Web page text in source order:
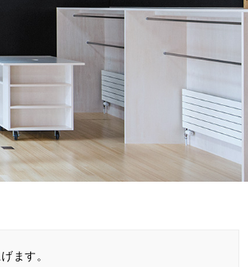
ます。